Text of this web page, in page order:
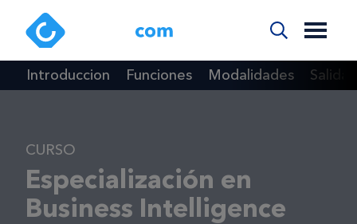
Introduccion Funciones Modalidades Salidas
CURSO
Especialización en
Business Intelligence